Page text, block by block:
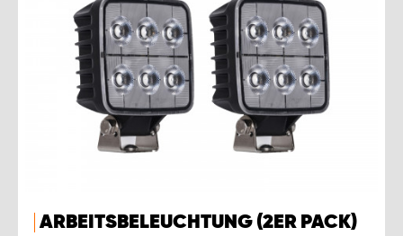
ARBEITSBELEUCHTUNG (2ER PACK)